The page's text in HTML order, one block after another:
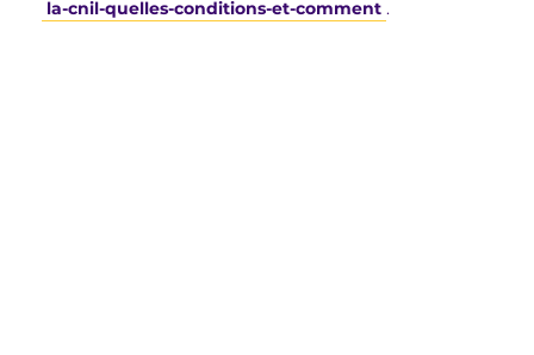
la-cnil-quelles-conditions-et-comment .